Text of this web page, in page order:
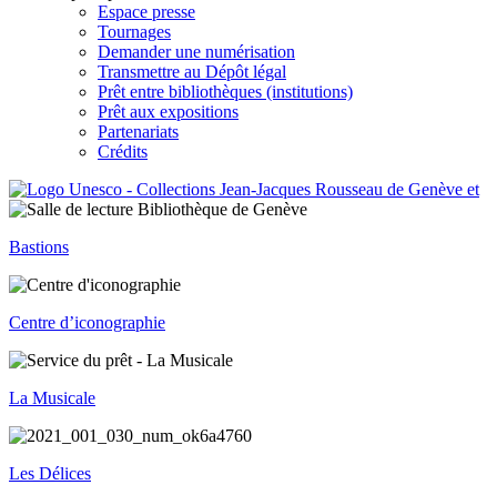
Espace presse
Tournages
Demander une numérisation
Transmettre au Dépôt légal
Prêt entre bibliothèques (institutions)
Prêt aux expositions
Partenariats
Crédits
Bastions
Centre d’iconographie
La Musicale
Les Délices